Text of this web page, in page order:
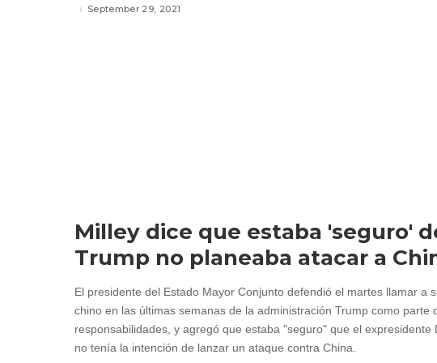
September 29, 2021
Milley dice que estaba 'seguro'
Trump no planeaba atacar a
El presidente del Estado Mayor Conjunto defendió el martes llamar a
chino en las últimas semanas de la administración Trump como parte
responsabilidades, y agregó que estaba "seguro" que el expresidente
no tenía la intención de lanzar un ataque contra China.